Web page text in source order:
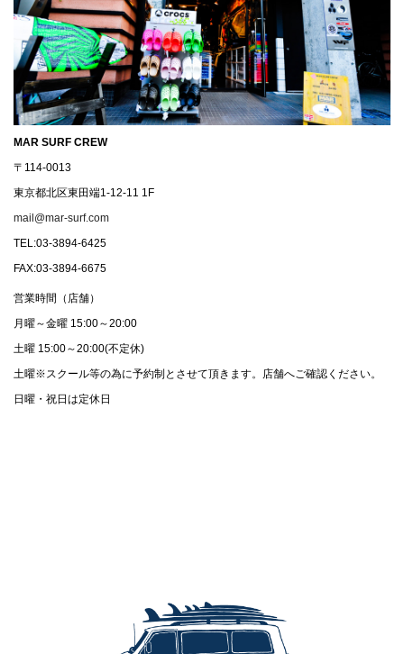
MAR SURF CREW
〒114-0013
東京都北区東田端1-12-11 1F
mail@mar-surf.com
TEL:03-3894-6425
FAX:03-3894-6675
営業時間（店舗）
月曜～金曜 15:00～20:00
土曜 15:00～20:00(不定休)
土曜※スクール等の為に予約制とさせて頂きます。店舗へご確認ください。
日曜・祝日は定休日